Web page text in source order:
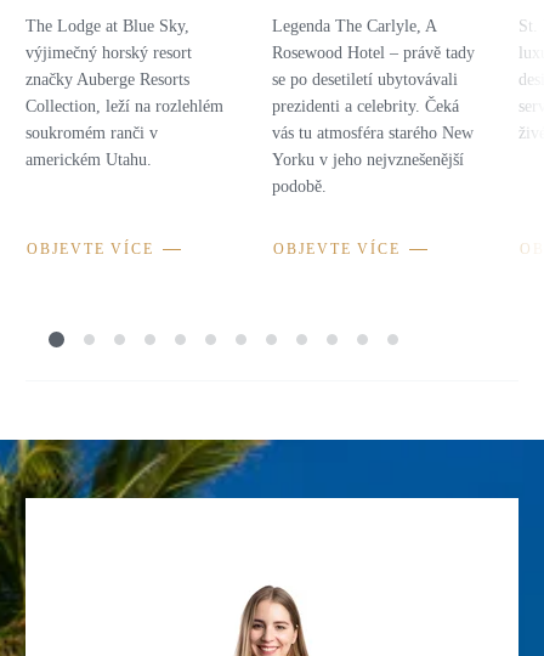
The Lodge at Blue Sky,
výjimečný horský resort
značky Auberge Resorts
Collection, leží na rozlehlém
soukromém ranči v
americkém Utahu.
OBJEVTE VÍCE
Legenda The Carlyle, A
Rosewood Hotel – právě tady
se po desetiletí ubytovávali
prezidenti a celebrity. Čeká
vás tu atmosféra starého New
Yorku v jeho nejvznešenější
podobě.
OBJEVTE VÍCE
St.